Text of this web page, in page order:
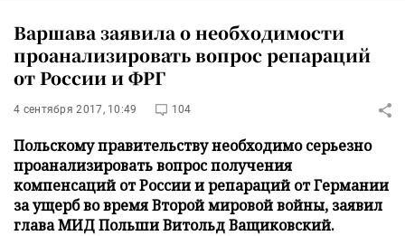
Варшава заявила о необходимости
проанализировать вопрос репараций
от России и ФРГ
4 сентября 2017, 10:49 104
Польскому правительству необходимо серьезно
проанализировать вопрос получения
компенсаций от России и репараций от Германии
за ущерб во время Второй мировой войны, заявил
глава МИД Польши Витольд Ващиковский.